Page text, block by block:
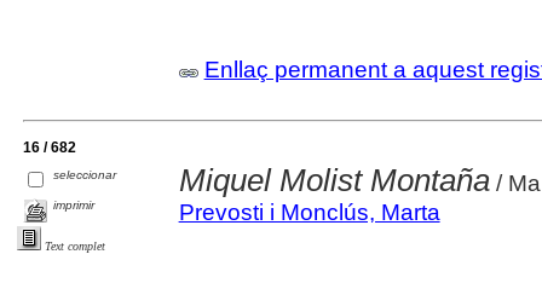
Enllaç permanent a aquest
16 / 682
seleccionar
imprimir
Text complet
Miquel Molist Montaña/
Prevosti i Monclús, Marta